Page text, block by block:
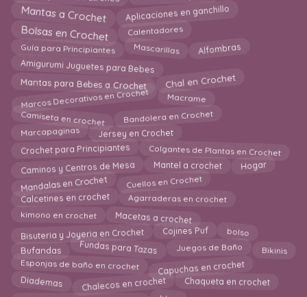
Mantas a Crochet Aplicaciones en ganchillo
Bolsas en Crochet Calentadores
Guía para Principiantes Mascarillas Alfombras
Amigurumi Juguetes para Bebes
Mantas para Bebes a Crochet Chal en Crochet
Marcos Decorativos en Crochet Macrame
Camiseta en crochet Bandolera en Crochet
Marcapaginas Jersey en Crochet
Crochet para Principiantes Colgantes de Plantas en Crochet
Caminos y Centros de Mesa Mantel a crochet Hogar
Mandalas en Crochet Cuellos en Crochet
Calcetines en crochet Agarraderas en crochet
kimono en crochet Macetas a crochet
Bisuteria y Joyeria en Crochet Cojines Puf bolso
Bufandas Fundas para Tazas Juegos de Baño Bikinis
Esponjas de baño en crochet Capuchas en crochet
Diademas Chalecos en crochet Chaqueta en crochet